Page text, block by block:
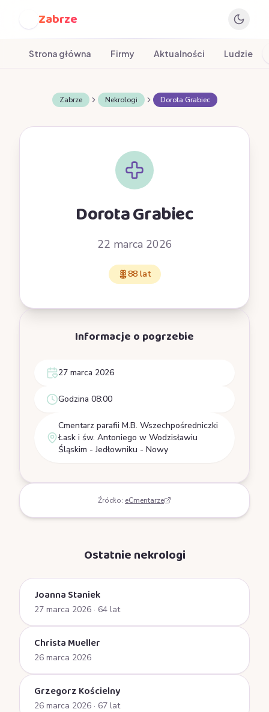
Zabrze
Strona główna Firmy Aktualności Ludzie
Zabrze Nekrologi Dorota Grabiec
Dorota Grabiec
22 marca 2026
88 lat
Informacje o pogrzebie
27 marca 2026
Godzina 08:00
Cmentarz parafii M.B. Wszechpośredniczki
Łask i św. Antoniego w Wodzisławiu
Śląskim - Jedłowniku - Nowy
Źródło: eCmentarze
Ostatnie nekrologi
Joanna Staniek
27 marca 2026 · 64 lat
Christa Mueller
26 marca 2026
Grzegorz Kościelny
26 marca 2026 · 67 lat